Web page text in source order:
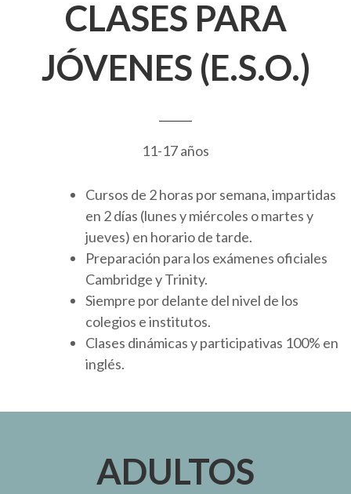
CLASES PARA
JÓVENES (E.S.O.)
11-17 años
Cursos de 2 horas por semana, impartidas
en 2 días (lunes y miércoles o martes y
jueves) en horario de tarde.
Preparación para los exámenes oficiales
Cambridge y Trinity.
Siempre por delante del nivel de los
colegios e institutos.
Clases dinámicas y participativas 100% en
inglés.
ADULTOS